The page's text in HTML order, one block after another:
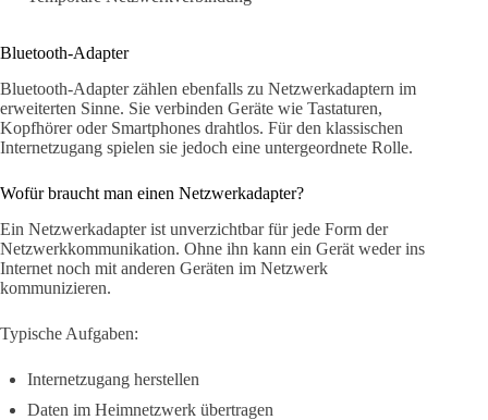
Bluetooth-Adapter
Bluetooth-Adapter zählen ebenfalls zu Netzwerkadaptern im
erweiterten Sinne. Sie verbinden Geräte wie Tastaturen,
Kopfhörer oder Smartphones drahtlos. Für den klassischen
Internetzugang spielen sie jedoch eine untergeordnete Rolle.
Wofür braucht man einen Netzwerkadapter?
Ein Netzwerkadapter ist unverzichtbar für jede Form der
Netzwerkkommunikation. Ohne ihn kann ein Gerät weder ins
Internet noch mit anderen Geräten im Netzwerk
kommunizieren.
Typische Aufgaben:
Internetzugang herstellen
Daten im Heimnetzwerk übertragen